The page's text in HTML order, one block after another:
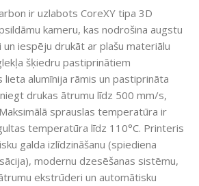
ir uzlabots CoreXY tipa 3D
kameru, kas nodrošina augstu
iespēju drukāt ar plašu materiālu
šķiedru pastiprinātiem
alumīnija rāmis un pastiprināta
drukas ātrumu līdz 500 mm/s,
sprauslas temperatūra ir
temperatūra līdz 110°C. Printeris
galda izlīdzināšanu (spiediena
modernu dzesēšanas sistēmu,
ekstrūderi un automātisku